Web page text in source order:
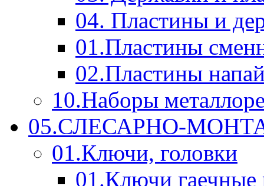
04. Пластины и
01.Пластины
02.Пластины
10.Наборы
05.СЛЕСАРНО-
01.Ключи, головки
01.Ключи